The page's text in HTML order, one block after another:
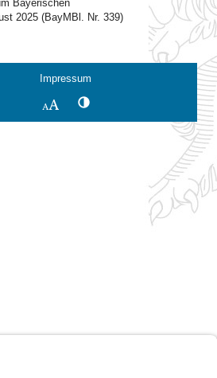
Bayerischen
2025 (BayMBl. Nr. 339)
Impressum
SchriftgrößeKontrastwechsel